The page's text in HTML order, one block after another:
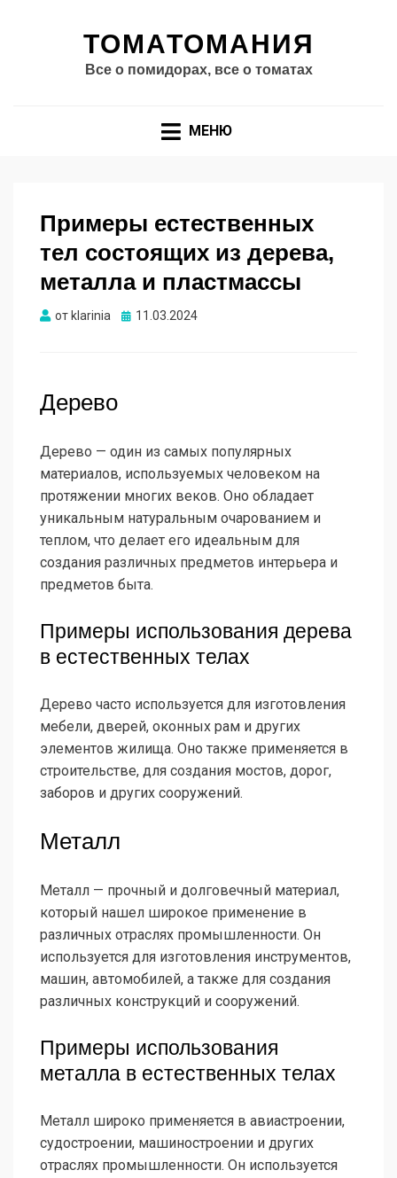
ТОМАТОМАНИЯ
Все о помидорах, все о томатах
МЕНЮ
Примеры естественных
тел состоящих из дерева,
металла и пластмассы
от klarinia Опубликовано
11.03.2024
Дерево
Дерево — один из самых популярных
материалов, используемых человеком на
протяжении многих веков. Оно обладает
уникальным натуральным очарованием и
теплом, что делает его идеальным для
создания различных предметов интерьера и
предметов быта.
Примеры использования дерева
в естественных телах
Дерево часто используется для изготовления
мебели, дверей, оконных рам и других
элементов жилища. Оно также применяется в
строительстве, для создания мостов, дорог,
заборов и других сооружений.
Металл
Металл — прочный и долговечный материал,
который нашел широкое применение в
различных отраслях промышленности. Он
используется для изготовления инструментов,
машин, автомобилей, а также для создания
различных конструкций и сооружений.
Примеры использования
металла в естественных телах
Металл широко применяется в авиастроении,
судостроении, машиностроении и других
отраслях промышленности. Он используется